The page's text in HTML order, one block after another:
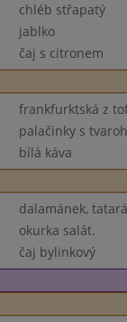
chléb střapatý
jablko
čaj s citronem
frankfurktská z
palačinky s
bílá káva
dalamánek,
okurka salát.
čaj bylinkový